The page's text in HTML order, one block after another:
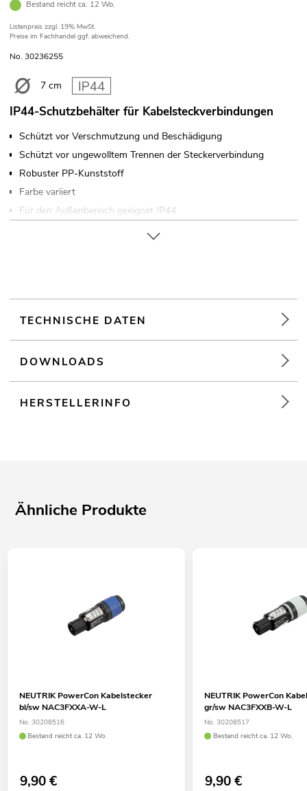
Bestand reicht ca. 12 Wo.
Listenpreis zzgl. 19% MwSt.
Preise im Fachhandel ggf. abweichend.
No. 30236255
7 cm
IP44-Schutzbehälter für Kabelsteckverbindungen
Schützt vor Verschmutzung und Beschädigung
Schützt vor ungewolltem Trennen der Steckerverbindung
Robuster PP-Kunststoff
Farbe variiert
Für den Außenbereich geeignet IP44
TECHNISCHE DATEN
DOWNLOADS
HERSTELLERINFO
Ähnliche Produkte
NEUTRIK PowerCon Kabelstecker
bl/sw NAC3FXXA-W-L
No. 30208516
Bestand reicht ca. 12 Wo.
9,90€
NEUTRIK PowerCon
gr/sw NAC3FXXB-W-L
No. 30208517
Bestand reicht ca. 12 Wo.
9,90€